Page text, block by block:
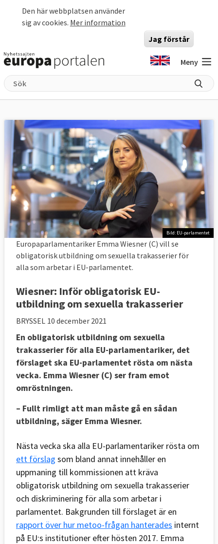
Den här webbplatsen använder
sig av cookies. Mer information
Jag förstår
Meny
Bild: EU-parlamentet
Europaparlamentariker Emma Wiesner (C) vill se
obligatorisk utbildning om sexuella trakasserier för
alla som arbetar i EU-parlamentet.
Wiesner: Inför obligatorisk EU-
utbildning om sexuella trakasserier
BRYSSEL 10 december 2021
En obligatorisk utbildning om sexuella
trakasserier för alla EU-parlamentariker, det
förslaget ska EU-parlamentet rösta om nästa
vecka. Emma Wiesner (C) ser fram emot
omröstningen.
– Fullt rimligt att man måste gå en sådan
utbildning, säger Emma Wiesner.
Nästa vecka ska alla EU-parlamentariker rösta om
ett förslag som bland annat innehåller en
uppmaning till kommissionen att kräva
obligatorisk utbildning om sexuella trakasserier
och diskriminering för alla som arbetar i
parlamentet. Bakgrunden till förslaget är en
rapport över hur metoo-frågan hanterades internt
på EU:s institutioner efter hösten 2017. Emma